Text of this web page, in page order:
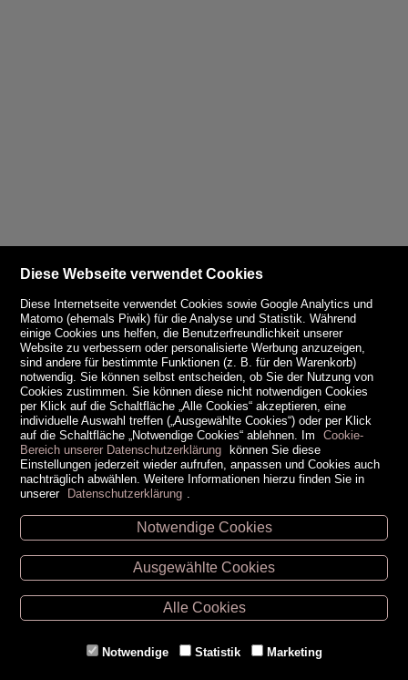
Unsere Öffnungszeiten
Retz -02942/20433
Hollabrunn -02952/30057
Eggenburg -02984/3836
Gmünd -
Diese Webseite verwendet Cookies
Diese Internetseite verwendet Cookies sowie Google Analytics und
Matomo (ehemals Piwik) für die Analyse und Statistik. Während
einige Cookies uns helfen, die Benutzerfreundlichkeit unserer
Website zu verbessern oder personalisierte Werbung anzuzeigen,
sind andere für bestimmte Funktionen (z. B. für den Warenkorb)
notwendig. Sie können selbst entscheiden, ob Sie der Nutzung von
Cookies zustimmen. Sie können diese nicht notwendigen Cookies
per Klick auf die Schaltfläche „Alle Cookies“ akzeptieren, eine
individuelle Auswahl treffen („Ausgewählte Cookies“) oder per Klick
auf die Schaltfläche „Notwendige Cookies“ ablehnen. Im
Cookie-
Bereich unserer Datenschutzerklärung können Sie diese
Einstellungen jederzeit wieder aufrufen, anpassen und Cookies auch
nachträglich abwählen. Weitere Informationen hierzu finden Sie in
unserer Datenschutzerklärung
Notwendige Cookies
Ausgewählte Cookies
Alle Cookies
Notwendige Statistik Marketing